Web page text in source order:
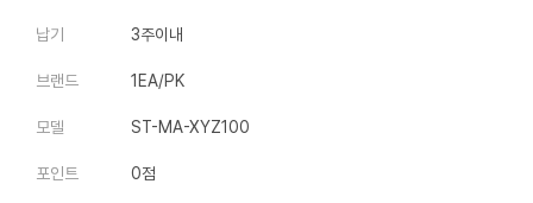
납기 3주이내
브랜드 1EA/PK
모델 ST-MA-XYZ100
포인트 0점